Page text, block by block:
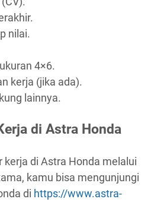
nilai.
4×6.
kerja (jika ada).
lainnya.
di Astra Honda
kerja di Astra Honda melalui
kamu bisa mengunjungi
di https://www.astra-